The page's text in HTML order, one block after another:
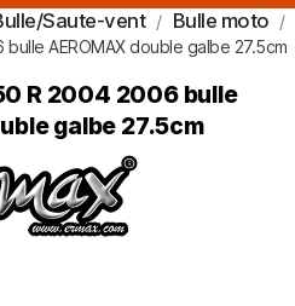
Saute-vent Bulle moto
AEROMAX double galbe 27.5cm
R 2004 2006 bulle
galbe 27.5cm